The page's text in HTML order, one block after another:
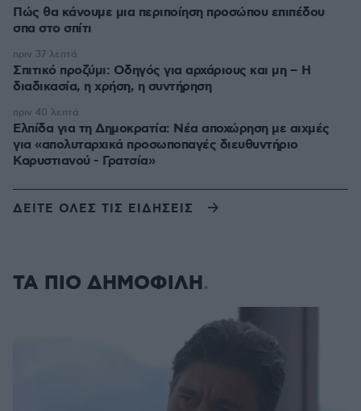
Πώς θα κάνουμε μια περιποίηση προσώπου επιπέδου
σπα στο σπίτι
Σπιτικό προζύμι: Οδηγός για αρχάριους και μη – Η
διαδικασία, η χρήση, η συντήρηση
πριν 37 λεπτά
Ελπίδα για τη Δημοκρατία: Νέα αποχώρηση με αιχμές
για «απολυταρχικά προσωποπαγές διευθυντήριο
Καρυστιανού - Γρατσία»
πριν 40 λεπτά
ΔΕΙΤΕ ΟΛΕΣ ΤΙΣ ΕΙΔΗΣΕΙΣ
ΤΑ ΠΙΟ ΔΗΜΟΦΙΛΗ